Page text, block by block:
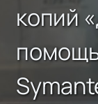
копий